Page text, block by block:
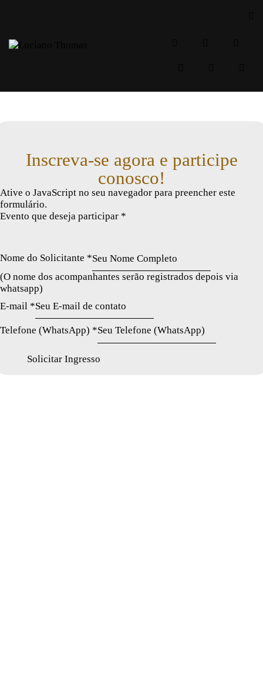
Inscreva-se agora e participe
conosco!
Ative o JavaScript no seu navegador para preencher este
formulário.
Evento que deseja participar *
Nome do Solicitante *
(O nome dos acompanhantes serão registrados depois via
whatsapp)
E-mail *
Telefone (WhatsApp) *
Solicitar Ingresso